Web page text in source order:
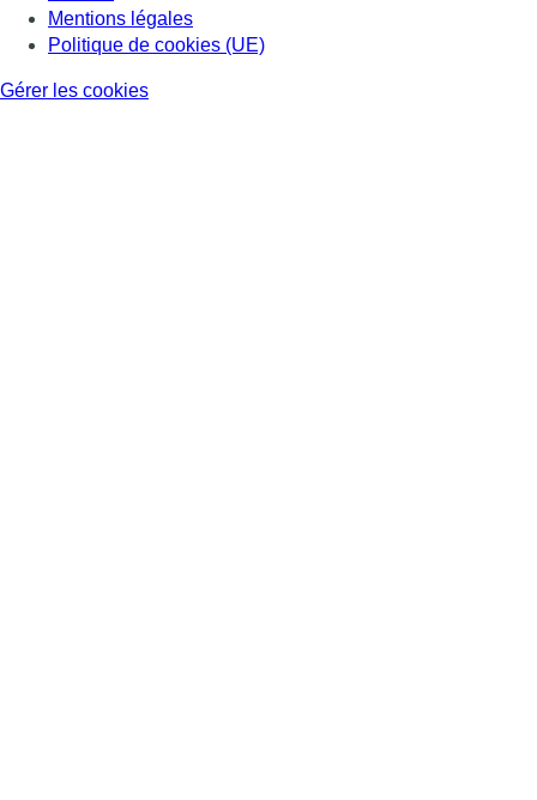
Mentions légales
Politique de cookies (UE)
Gérer les cookies